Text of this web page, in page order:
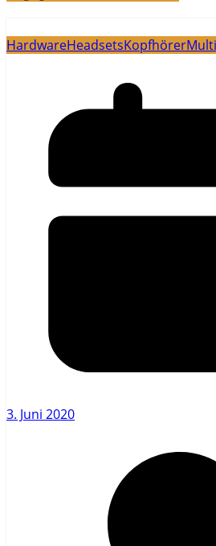
HardwareHeadsetsKopfhörer
3. Juni 2020